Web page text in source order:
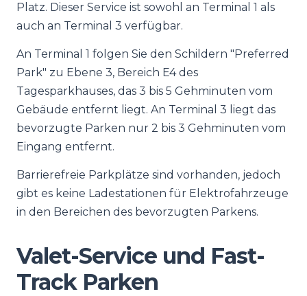
Platz. Dieser Service ist sowohl an Terminal 1 als
auch an Terminal 3 verfügbar.
An Terminal 1 folgen Sie den Schildern "Preferred
Park" zu Ebene 3, Bereich E4 des
Tagesparkhauses, das 3 bis 5 Gehminuten vom
Gebäude entfernt liegt. An Terminal 3 liegt das
bevorzugte Parken nur 2 bis 3 Gehminuten vom
Eingang entfernt.
Barrierefreie Parkplätze sind vorhanden, jedoch
gibt es keine Ladestationen für Elektrofahrzeuge
in den Bereichen des bevorzugten Parkens.
Valet-Service und Fast-
Track Parken